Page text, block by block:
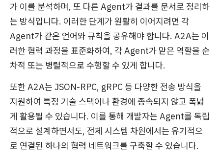
가 이를 분석하며, 또 다른 Agent가 결과를 문서로 정리하
는 방식입니다. 이러한 단계가 원활히 이어지려면 각
Agent가 같은 언어와 규칙을 공유해야 합니다. A2A는 이
러한 협력 과정을 표준화하여, 각 Agent가 맡은 역할을 순
차적 또는 병렬적으로 수행할 수 있게 합니다.
또한 A2A는 JSON-RPC, gRPC 등 다양한 전송 방식을
지원하여 특정 기술 스택이나 환경에 종속되지 않고 폭넓
게 활용될 수 있습니다. 이를 통해 개발자는 Agent를 독립
적으로 설계하면서도, 전체 시스템 차원에서는 유기적으
로 연결된 하나의 협력 네트워크를 구축할 수 있습니다.